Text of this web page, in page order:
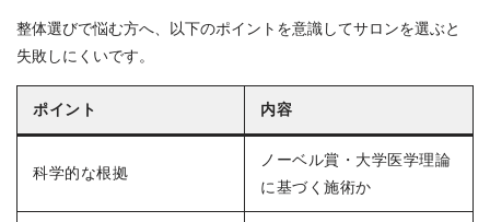
整体選びで悩む方へ、以下のポイントを意識してサロンを選ぶと
失敗しにくいです。
ポイント 内容
科学的な根拠
ノーベル賞・大学医学理論
に基づく施術か